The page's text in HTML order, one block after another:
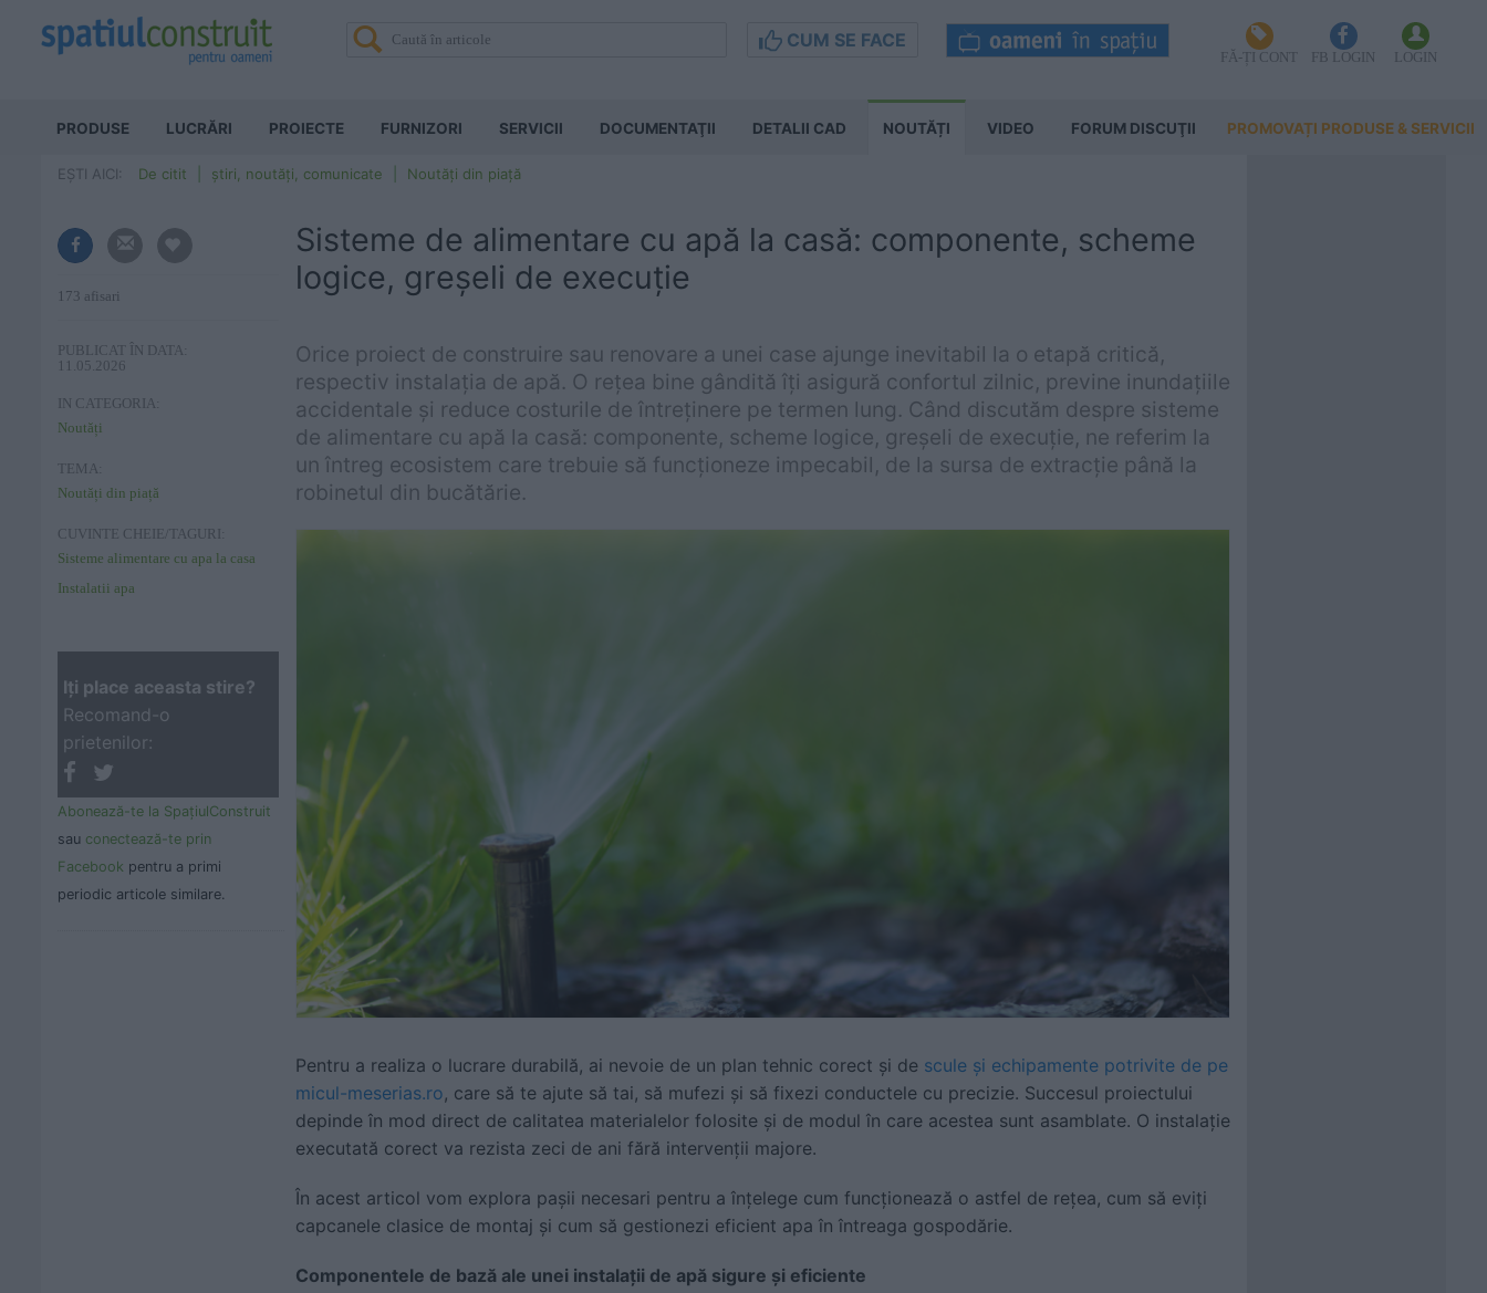
CUM SE FACE
FĂ-ȚI CONT FB LOGIN LOGIN
PRODUSE LUCRĂRI PROIECTE FURNIZORI SERVICII DOCUMENTAŢII DETALII CAD NOUTĂȚI VIDEO FORUM DISCUŢII PROMOVAȚI PRODUSE & SERVICII
EȘTI AICI: De citit știri, noutăți, comunicate Noutăți din piață
173 afisari
PUBLICAT ÎN DATA:
11.05.2026
IN CATEGORIA:
Noutăți
TEMA:
Noutăți din piață
CUVINTE CHEIE/TAGURI:
Sisteme alimentare cu apa la casa
Instalatii apa
Iţi place aceasta stire?
Recomand-o
prietenilor:
Abonează-te la SpaţiulConstruit
sau conectează-te prin
Facebook pentru a primi
periodic articole similare.
Sisteme de alimentare cu apă la casă: componente, scheme
logice, greșeli de execuție
Orice proiect de construire sau renovare a unei case ajunge inevitabil la o etapă critică,
respectiv instalația de apă. O rețea bine gândită îți asigură confortul zilnic, previne inundațiile
accidentale și reduce costurile de întreținere pe termen lung. Când discutăm despre sisteme
de alimentare cu apă la casă: componente, scheme logice, greșeli de execuție, ne referim la
un întreg ecosistem care trebuie să funcționeze impecabil, de la sursa de extracție până la
robinetul din bucătărie.
Pentru a realiza o lucrare durabilă, ai nevoie de un plan tehnic corect și de scule și echipamente potrivite de pe
micul-meserias.ro, care să te ajute să tai, să mufezi și să fixezi conductele cu precizie. Succesul proiectului
depinde în mod direct de calitatea materialelor folosite și de modul în care acestea sunt asamblate. O instalație
executată corect va rezista zeci de ani fără intervenții majore.
În acest articol vom explora pașii necesari pentru a înțelege cum funcționează o astfel de rețea, cum să eviți
capcanele clasice de montaj și cum să gestionezi eficient apa în întreaga gospodărie.
Componentele de bază ale unei instalații de apă sigure și eficiente